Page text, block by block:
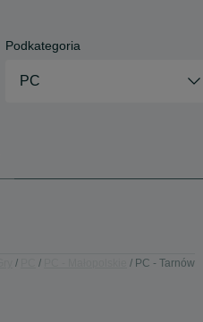
Podkategoria
PC
PC - Tarnów